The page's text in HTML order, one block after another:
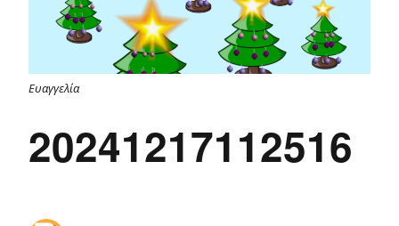
Ευαγγελία
20241217112516